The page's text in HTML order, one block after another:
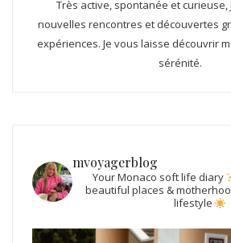
Très active, spontanée et curieuse,
nouvelles rencontres et découvertes
expériences. Je vous laisse découvrir
sérénité.
mvoyagerblog
Your Monaco soft life diary
beautiful places &
lifestyle